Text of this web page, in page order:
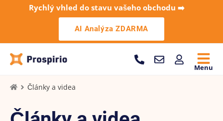
Rychlý vhled do stavu vašeho obchodu ➡️
AI Analýza ZDARMA
Menu
Články a videa